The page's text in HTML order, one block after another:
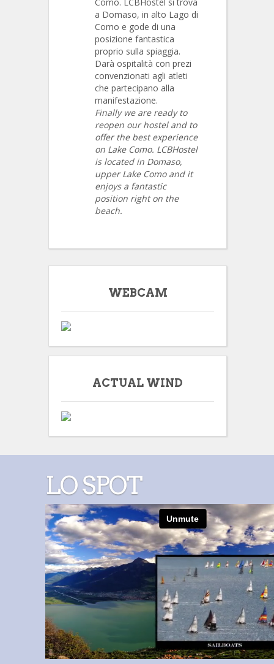
a Domaso, in alto Lago di
Como e gode di una
posizione fantastica
proprio sulla spiaggia.
Darà ospitalità con prezi
convenzionati agli atleti
che partecipano alla
manifestazione.
Finally we are ready to
reopen our hostel and to
offer the best experience
on Lake Como. LCBHostel
is located in Domaso,
upper Lake Como and it
enjoys a fantastic
position right on the
beach.
WEBCAM
ACTUAL WIND
LO SPOT